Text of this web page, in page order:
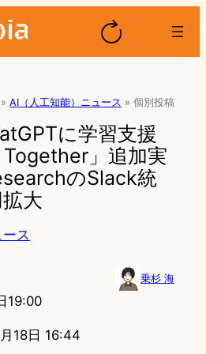
» AI（人工知能）ニュース » 個別投稿
に学習支援
」追加実
のSlack統
大
ス
乗杉 海
19:00
18日 16:44